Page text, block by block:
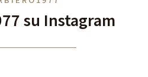
su Instagram